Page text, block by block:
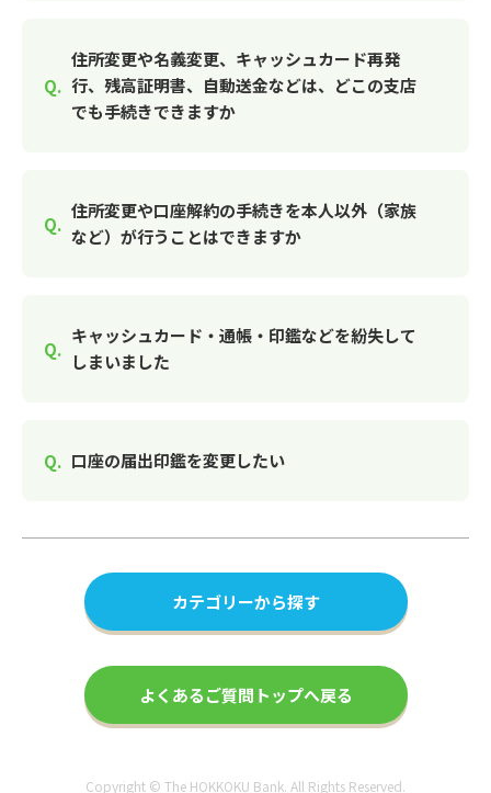
住所変更や名義変更、キャッシュカード再発
行、残高証明書、自動送金などは、どこの支店
でも手続きできますか
住所変更や口座解約の手続きを本人以外（家族
など）が行うことはできますか
キャッシュカード・通帳・印鑑などを紛失して
しまいました
口座の届出印鑑を変更したい
カテゴリーから探す
よくあるご質問トップへ戻る
Copyright © The HOKKOKU Bank. All Rights Reserved.